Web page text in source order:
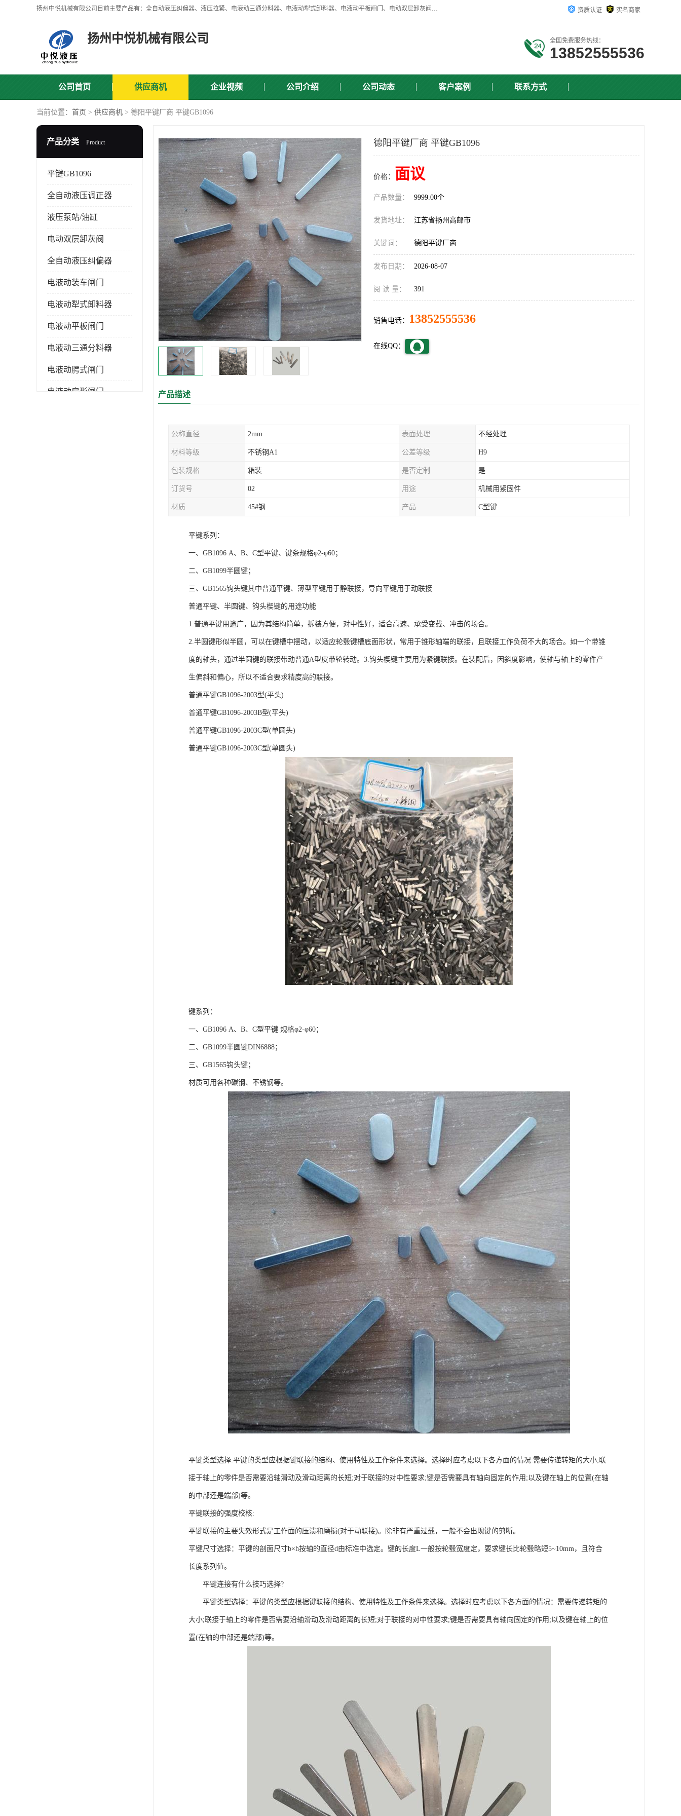
扬州中悦机械有限公司目前主要产品有：全自动液压纠偏器、液压拉紧、电液动三通分料器、电液动犁式卸料器、电液动平板闸门、电动双层卸灰阀、标准件、紧固件、液压泵站、新型电液推杆、皮带全自动液压调正器等，以及除尘通风类百余种产品系列。产品广泛适用于矿山、电力、煤矿、冶金、交通、化工、水利等行业。 资质认证 实名商家
扬州中悦机械有限公司 全国免费服务热线：
13852555536
公司首页 供应商机 企业视频 公司介绍 公司动态 客户案例 联系方式
当前位置： 首页 > 供应商机 > 德阳平键厂商 平键GB1096
产品分类 Product
平键GB1096
全自动液压调正器
液压泵站/油缸
电动双层卸灰阀
全自动液压纠偏器
电液动装车闸门
电液动犁式卸料器
电液动平板闸门
电液动三通分料器
电液动腭式闸门
电液动扇形闸门
德阳平键厂商 平键GB1096
价格： 面议
产品数量： 9999.00个
发货地址： 江苏省扬州高邮市
关键词： 德阳平键厂商
发布日期： 2026-08-07
阅 读 量： 391
销售电话： 13852555536
在线QQ：
产品描述
公称直径 2mm 表面处理 不经处理
材料等级 不锈钢A1 公差等级 H9
包装规格 箱装 是否定制 是
订货号 02 用途 机械用紧固件
材质 45#钢 产品 C型键
平键系列：
一、GB1096 A、B、C型平键、键条规格φ2-φ60；
二、GB1099半圆键；
三、GB1565钩头键其中普通平键、薄型平键用于静联接，导向平键用于动联接
普通平键、半圆键、钩头楔键的用途功能
1.普通平键用途广，因为其结构简单，拆装方便，对中性好，适合高速、承受变载、冲击的场合。
2.半圆键形似半圆，可以在键槽中摆动，以适应轮毂键槽底面形状，常用于锥形轴端的联接，且联接工作负荷不大的场合。如一个带锥
度的轴头，通过半圆键的联接带动普通A型皮带轮转动。3.钩头楔键主要用为紧键联接。在装配后，因斜度影响，使轴与轴上的零件产
生偏斜和偏心，所以不适合要求精度高的联接。
普通平键GB1096-2003型(平头)
普通平键GB1096-2003B型(平头)
普通平键GB1096-2003C型(单圆头)
普通平键GB1096-2003C型(单圆头)
键系列：
一、GB1096 A、B、C型平键 规格φ2-φ60；
二、GB1099半圆键DIN6888；
三、GB1565钩头键；
材质可用各种碳钢、不锈钢等。
平键类型选择:平键的类型应根据键联接的结构、使用特性及工作条件来选择。选择时应考虑以下各方面的情况:需要传递转矩的大小;联
接于轴上的零件是否需要沿轴滑动及滑动距离的长短;对于联接的对中性要求;键是否需要具有轴向固定的作用;以及键在轴上的位置(在轴
的中部还是端部)等。
平键联接的强度校核:
平键联接的主要失效形式是工作面的压溃和磨损(对于动联接)。除非有严重过载，一般不会出现键的剪断。
平键尺寸选择：平键的剖面尺寸b×h按轴的直径d由标准中选定。键的长度L一般按轮毂宽度定，要求键长比轮毂略短5~10mm，且符合
长度系列值。
平键连接有什么技巧选择?
平键类型选择：平键的类型应根据键联接的结构、使用特性及工作条件来选择。选择时应考虑以下各方面的情况：需要传递转矩的
大小;联接于轴上的零件是否需要沿轴滑动及滑动距离的长短;对于联接的对中性要求;键是否需要具有轴向固定的作用;以及键在轴上的位
置(在轴的中部还是端部)等。